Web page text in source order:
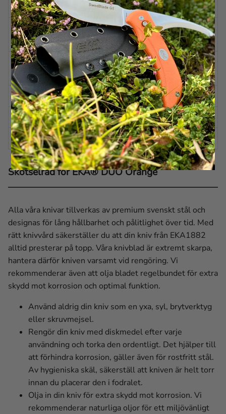
(GUTTING)
BLADVINKEL
(SKINNING)
Ca 20 grader per sida
BLADVINKEL
(GUTTING)
Ca 7 grader per sida
HANDTAG
Proflex™
FODRAL
Cordura
EGENSKAPER
Växlingsbar
Skötselråd för EKA® DUO Orange
Alla våra knivar tillverkas av premium svenskt stål och
designas för lång hållbarhet och pålitlighet över tid. Med
rätt knivvård säkerställer du att din kniv från EKA1882
alltid presterar på topp. Våra knivblad är extremt skarpa,
hantera därför kniven varsamt vid rengöring. Vi
rekommenderar även att olja bladet regelbundet för extra
skydd mot korrosion och optimal funktion.
Använd aldrig din kniv som en yxa, syl, brytverktyg
eller skruvmejsel.
Rengör din kniv med diskmedel efter varje
användning och torka den ordentligt. Det hjälper till
att förhindra korrosion, gäller även för rostfritt stål.
Av hygieniska skäl, säkerställ att kniven är helt torr
innan du placerar den i fodralet.
Olja in din kniv för extra skydd mot korrosion. Vi
rekommenderar naturliga oljor för ett miljövänligt